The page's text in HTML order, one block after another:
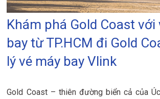
Khám phá Gold Coast với
bay từ TP.HCM đi Gold
lý vé máy bay Vlink
Gold Coast – thiên đường biển cả của